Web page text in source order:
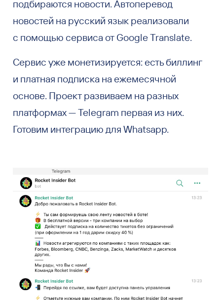
подбираются новости. Автоперевод
новостей на русский язык реализовали
с помощью сервиса от Google Translate.
Сервис уже монетизируется: есть биллинг
и платная подписка на ежемесячной
основе. Проект развиваем на разных
платформах — Telegram первая из них.
Готовим интеграцию для Whatsapp.